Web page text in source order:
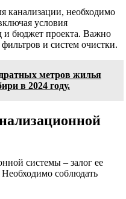
канализации, необходимо
условия
и бюджет проекта. Важно
и систем очистки.
метров жилья
в 2024 году.
системы – залог ее
соблюдать